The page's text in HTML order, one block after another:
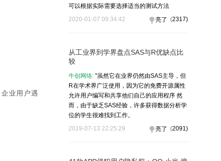
业用户遇
可以根据实际需要选择适当的测试方法
2020-01-07 09:34:42
)
2317
(
亮了
从工业界到学界盘点SAS与R优缺点比
较
牛创网络: "虽然它在业界仍然由SAS主导，但
R在学术界广泛使用，因为它的免费开源属性
允许用户编写和共享他们自己的应用程序 然
而，由于缺乏SAS经验，许多获得数据分析学
位的学生很难找到工作。
2019-07-13 22:25:29
)
2091
(
亮了